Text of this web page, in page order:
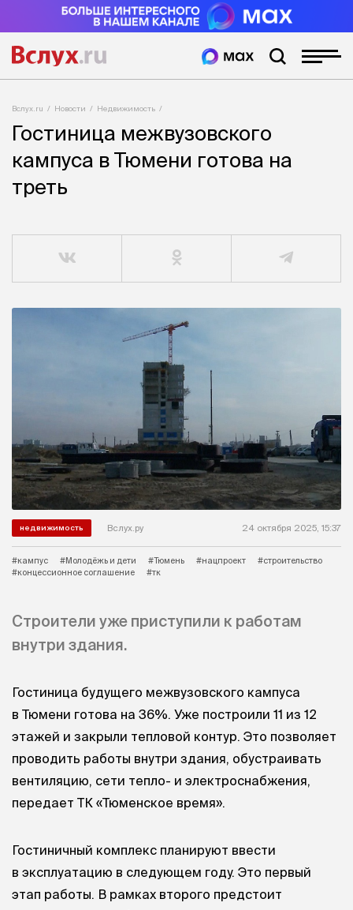
Вслух.ru Новости Недвижимость
Гостиница межвузовского
кампуса в Тюмени готова на
треть
недвижимость Вслух.ру 24 октября 2025, 15:37
#кампус #Молодёжь и дети #Тюмень #нацпроект
#строительство
#концессионное соглашение
#тк
Строители уже приступили к работам
внутри здания.
Гостиница будущего межвузовского кампуса
в Тюмени готова на 36%. Уже построили 11 из 12
этажей и закрыли тепловой контур. Это позволяет
проводить работы внутри здания, обустраивать
вентиляцию, сети тепло- и электроснабжения,
передает ТК «Тюменское время».
Гостиничный комплекс планируют ввести
в эксплуатацию в следующем году. Это первый
этап работы. В рамках второго предстоит